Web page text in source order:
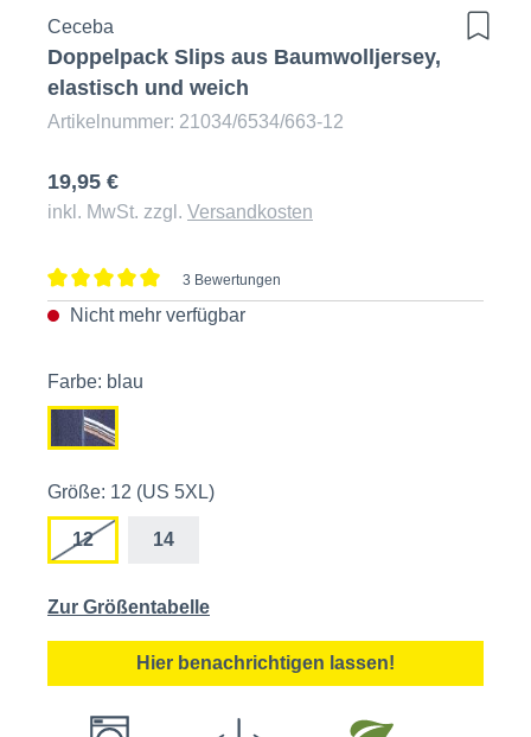
Ceceba
Doppelpack Slips aus Baumwolljersey,
elastisch und weich
Artikelnummer: 21034/6534/663-12
19,95 €
inkl. MwSt. zzgl. Versandkosten
Durchschnittliche Bewertung von 5 von 5 Sternen
3 Bewertungen
Nicht mehr verfügbar
Farbe: blau
Größe: 12 (US 5XL)
12 14
Zur Größentabelle
Hier benachrichtigen lassen!